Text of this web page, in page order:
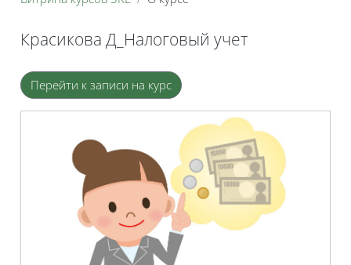
Красикова Д_Налоговый учет
Блоки
Перейти к записи на курс